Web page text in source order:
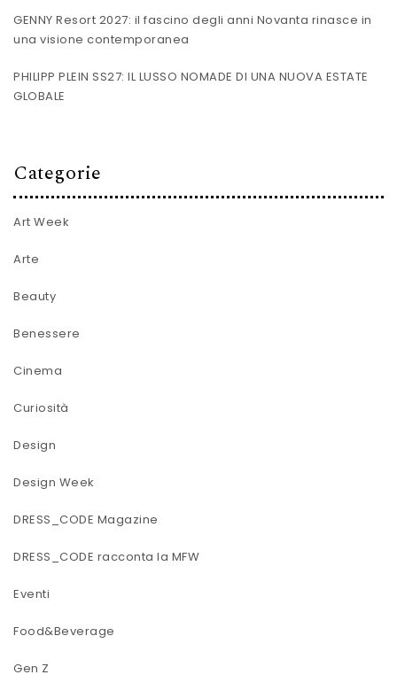
GENNY Resort 2027: il fascino degli anni Novanta rinasce in
una visione contemporanea
PHILIPP PLEIN SS27: IL LUSSO NOMADE DI UNA NUOVA ESTATE
GLOBALE
Categorie
Art Week
Arte
Beauty
Benessere
Cinema
Curiosità
Design
Design Week
DRESS_CODE Magazine
DRESS_CODE racconta la MFW
Eventi
Food&Beverage
Gen Z